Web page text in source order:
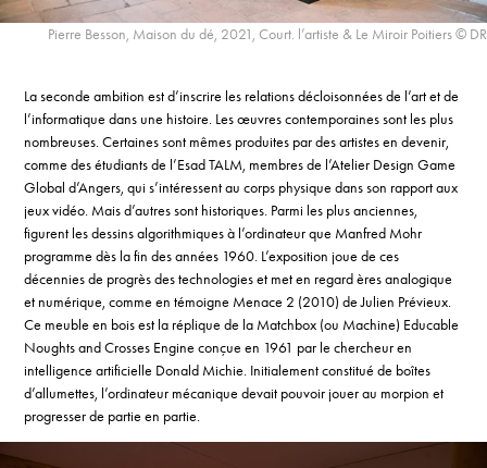
Pierre Besson, Maison du dé, 2021, Court. l’artiste & Le Miroir Poitiers © DR
La seconde ambition est d’inscrire les relations décloisonnées de l’art et de
l’informatique dans une histoire. Les œuvres contemporaines sont les plus
nombreuses. Certaines sont mêmes produites par des artistes en devenir,
comme des étudiants de l’Esad TALM, membres de l’Atelier Design Game
Global d’Angers, qui s’intéressent au corps physique dans son rapport aux
jeux vidéo. Mais d’autres sont historiques. Parmi les plus anciennes,
figurent les dessins algorithmiques à l’ordinateur que Manfred Mohr
programme dès la fin des années 1960. L’exposition joue de ces
décennies de progrès des technologies et met en regard ères analogique
et numérique, comme en témoigne Menace 2 (2010) de Julien Prévieux.
Ce meuble en bois est la réplique de la Matchbox (ou Machine) Educable
Noughts and Crosses Engine conçue en 1961 par le chercheur en
intelligence artificielle Donald Michie. Initialement constitué de boîtes
d’allumettes, l’ordinateur mécanique devait pouvoir jouer au morpion et
progresser de partie en partie.